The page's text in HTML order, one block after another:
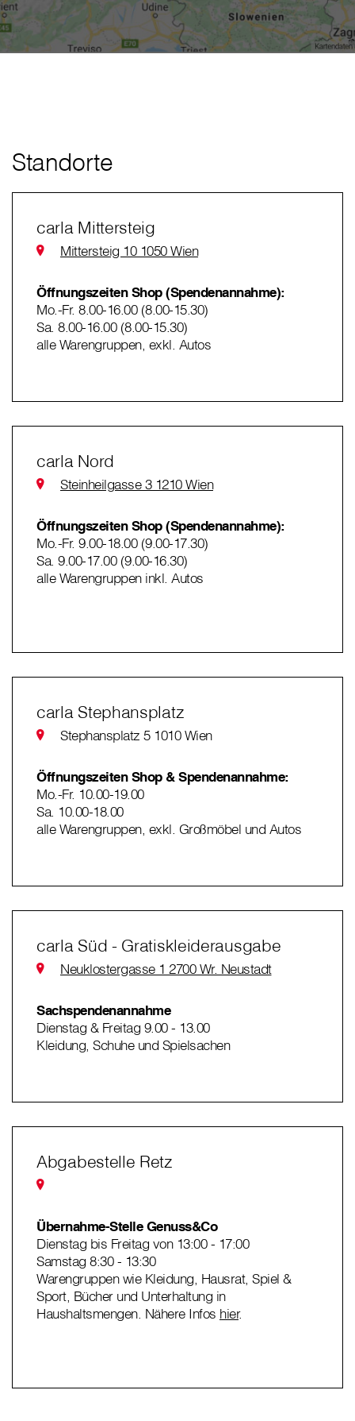
Standorte
carla Mittersteig
Mittersteig 10 1050 Wien
Öffnungszeiten Shop (Spendenannahme):
Mo.-Fr. 8.00-16.00 (8.00-15.30)
Sa. 8.00-16.00 (8.00-15.30)
alle Warengruppen, exkl. Autos
carla Nord
Steinheilgasse 3 1210 Wien
Öffnungszeiten Shop (Spendenannahme):
Mo.-Fr. 9.00-18.00 (9.00-17.30)
Sa. 9.00-17.00 (9.00-16.30)
alle Warengruppen inkl. Autos
carla Stephansplatz
Stephansplatz 5 1010 Wien
Öffnungszeiten Shop & Spendenannahme:
Mo.-Fr. 10.00-19.00
Sa. 10.00-18.00
alle Warengruppen, exkl. Großmöbel und Autos
carla Süd - Gratiskleiderausgabe
Neuklostergasse 1 2700 Wr. Neustadt
Sachspendenannahme
Dienstag & Freitag 9.00 - 13.00
Kleidung, Schuhe und Spielsachen
Abgabestelle Retz
Übernahme-Stelle Genuss&Co
Dienstag bis Freitag von 13:00 - 17:00
Samstag 8:30 - 13:30
Warengruppen wie Kleidung, Hausrat, Spiel &
Sport, Bücher und Unterhaltung in
Haushaltsmengen. Nähere Infos hier.